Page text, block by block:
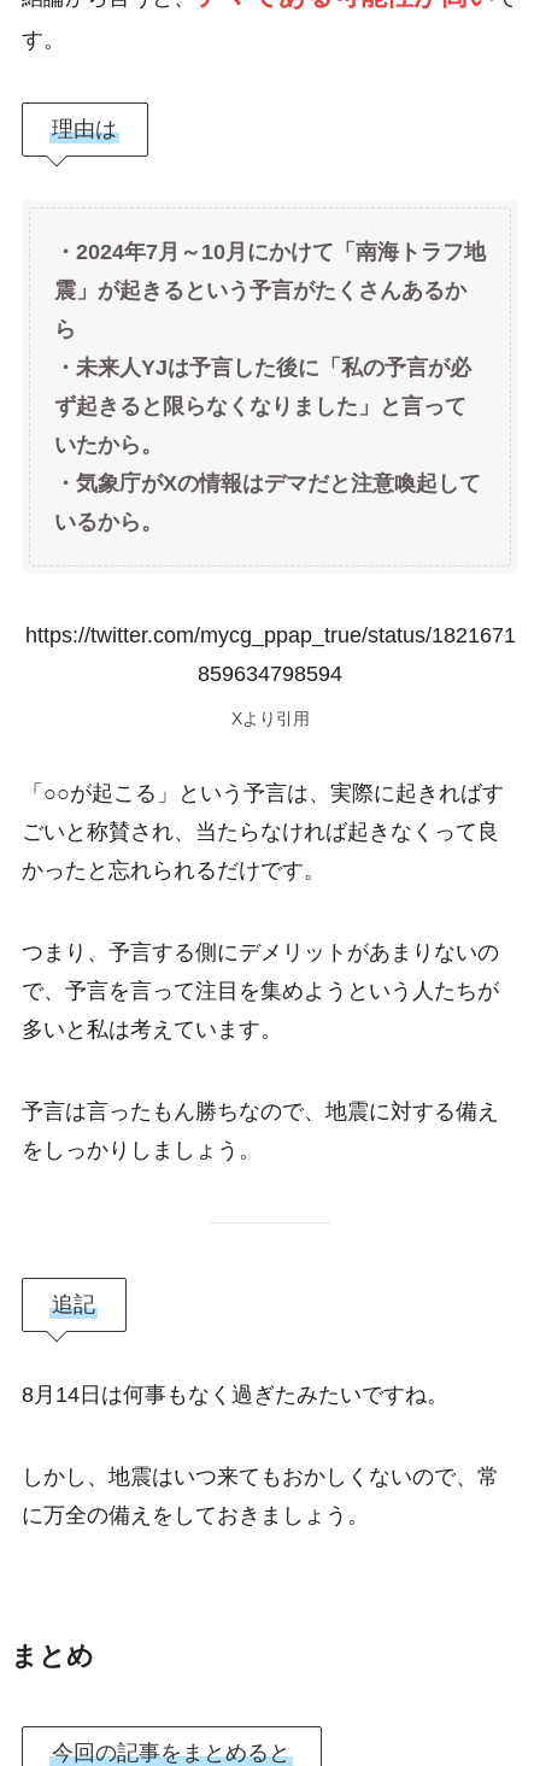
す。
理由は
・2024年7月～10月にかけて「南海トラフ地
震」が起きるという予言がたくさんあるか
ら
・未来人YJは予言した後に「私の予言が必
ず起きると限らなくなりました」と言って
いたから。
・気象庁がXの情報はデマだと注意喚起して
いるから。
https://twitter.com/mycg_ppap_true/status/1821671
859634798594
Xより引用
「○○が起こる」という予言は、実際に起きればす
ごいと称賛され、当たらなければ起きなくって良
かったと忘れられるだけです。
つまり、予言する側にデメリットがあまりないの
で、予言を言って注目を集めようという人たちが
多いと私は考えています。
予言は言ったもん勝ちなので、地震に対する備え
をしっかりしましょう。
追記
8月14日は何事もなく過ぎたみたいですね。
しかし、地震はいつ来てもおかしくないので、常
に万全の備えをしておきましょう。
まとめ
今回の記事をまとめると